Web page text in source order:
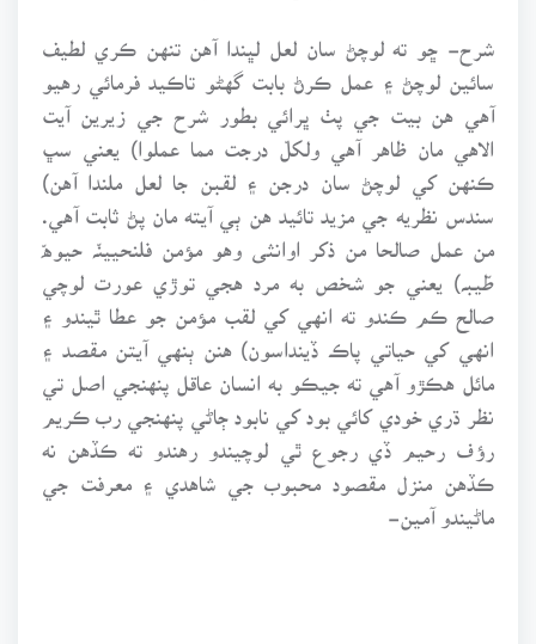
شرح- ڇو ته لوچڻ سان لعل لڀندا آهن تنهن ڪري لطيف
سائين لوچڻ ۽ عمل ڪرڻ بابت گهڻو تاڪيد فرمائي رهيو
آهي هن بيت جي پٺ ڀرائي بطور شرح جي زيرين آيت
الاهي مان ظاهر آهي ولکلّ درجت مما عملوا) يعني سڀ
ڪنهن کي لوچڻ سان درجن ۽ لقبن جا لعل ملندا آهن)
سندس نظريه جي مزيد تائيد هن ٻي آيته مان پڻ ثابت آهي.
من عمل صالحا من ذکر اوانثى وهو مؤمن فلنحيينّہ حيوهّ
طّيبہ) يعني جو شخص به مرد هجي توڙي عورت لوچي
صالح ڪم ڪندو ته انهي کي لقب مؤمن جو عطا ٿيندو ۽
انهي کي حياتي پاڪ ڏينداسون) هنن ٻنهي آيتن مقصد ۽
مائل هڪڙو آهي ته جيڪو به انسان عاقل پنهنجي اصل تي
نظر ڌري خودي کائي بود کي نابود ڄاڻي پنهنجي رب ڪريم
رؤف رحيم ڏي رجوع ٿي لوچيندو رهندو ته ڪڏهن نه
ڪڏهن منزل مقصود محبوب جي شاهدي ۽ معرفت جي
ماڻيندو آمين-